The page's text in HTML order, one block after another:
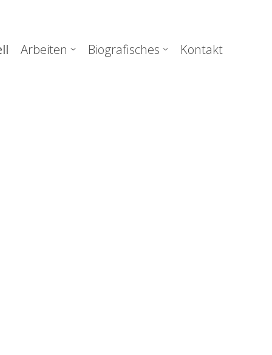
Arbeiten Biografisches Kontakt